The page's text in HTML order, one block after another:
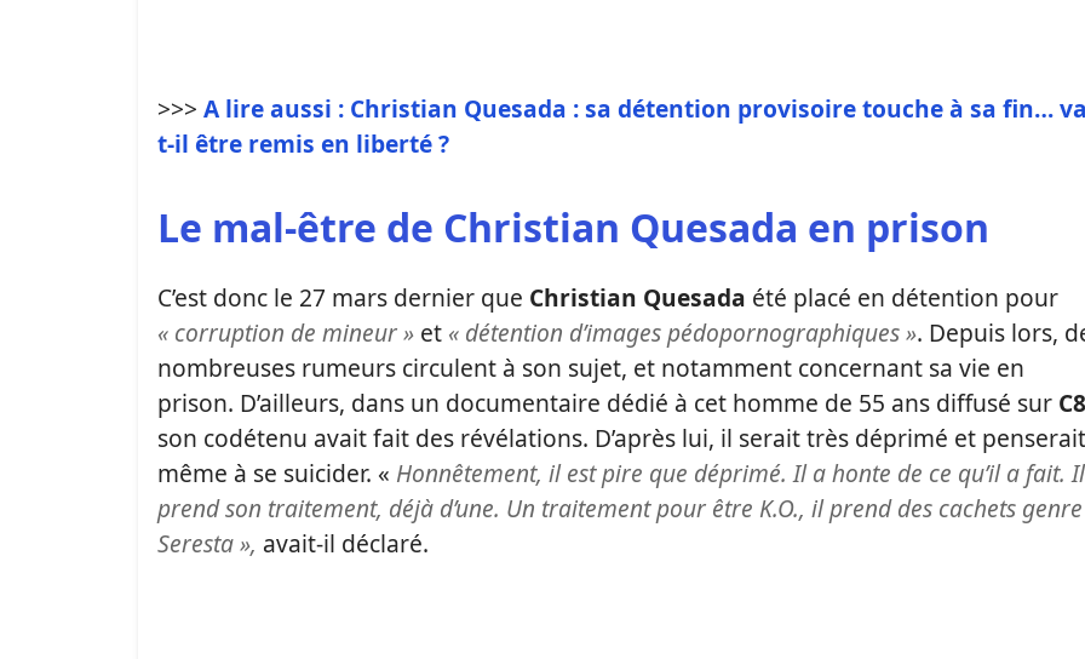
>>> A lire aussi : Christian Quesada : sa détention provisoire touche à sa fin… va
t-il être remis en liberté ?
Le mal-être de Christian Quesada en prison
C’est donc le 27 mars dernier que Christian Quesada été placé en détention pour
« corruption de mineur » et « détention d’images pédopornographiques ». Depuis lors,
nombreuses rumeurs circulent à son sujet, et notamment concernant sa vie en
prison. D’ailleurs, dans un documentaire dédié à cet homme de 55 ans diffusé sur C8
son codétenu avait fait des révélations. D’après lui, il serait très déprimé et penserait
même à se suicider. « Honnêtement, il est pire que déprimé. Il a honte de ce qu’il a fait. Il
prend son traitement, déjà d’une. Un traitement pour être K.O., il prend des cachets genre
Seresta », avait-il déclaré.